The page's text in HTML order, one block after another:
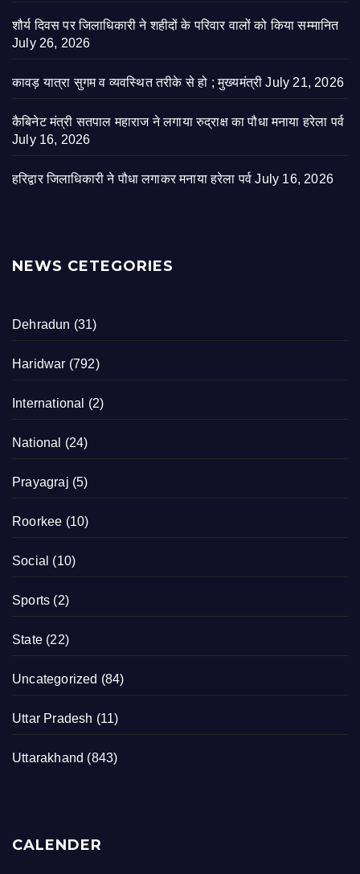
शौर्य दिवस पर जिलाधिकारी ने शहीदों के परिवार वालों को किया सम्मानित
July 26, 2026
कावड़ यात्रा सुगम व व्यवस्थित तरीके से हो ; मुख्यमंत्री July 21, 2026
कैबिनेट मंत्री सतपाल महाराज ने लगाया रुद्राक्ष का पौधा मनाया हरेला पर्व
July 16, 2026
हरिद्वार जिलाधिकारी ने पौधा लगाकर मनाया हरेला पर्व July 16, 2026
NEWS CETEGORIES
Dehradun (31)
Haridwar (792)
International (2)
National (24)
Prayagraj (5)
Roorkee (10)
Social (10)
Sports (2)
State (22)
Uncategorized (84)
Uttar Pradesh (11)
Uttarakhand (843)
CALENDER